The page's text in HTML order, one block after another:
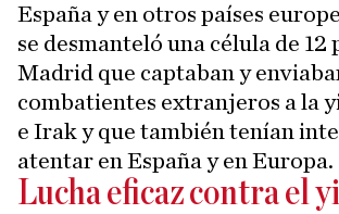
España y en otros países
se desmanteló una célula de 12
Madrid que captaban y
combatientes extranjeros a la
e Irak y que también tenían
atentar en España y en Europa.
Lucha eficaz contra el